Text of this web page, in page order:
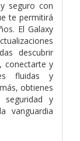
seguro con
te permitirá
El Galaxy
descubrir
conectarte y
fluidas y
obtienes
y
vanguardia